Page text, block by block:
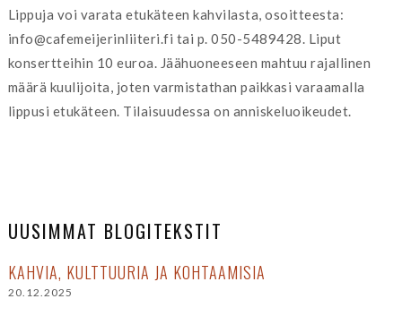
Lippuja voi varata etukäteen kahvilasta, osoitteesta:
info@cafemeijerinliiteri.fi tai p. 050-5489428. Liput
konsertteihin 10 euroa. Jäähuoneeseen mahtuu rajallinen
määrä kuulijoita, joten varmistathan paikkasi varaamalla
lippusi etukäteen. Tilaisuudessa on anniskeluoikeudet.
UUSIMMAT BLOGITEKSTIT
KAHVIA, KULTTUURIA JA KOHTAAMISIA
20.12.2025